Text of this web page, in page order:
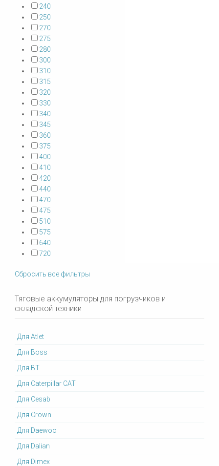
240
250
270
275
280
300
310
315
320
330
340
345
360
375
400
410
420
440
470
475
510
575
640
720
Сбросить все фильтры
Тяговые аккумуляторы для погрузчиков и
складской техники
Для Atlet
Для Boss
Для BT
Для Caterpillar CAT
Для Cesab
Для Crown
Для Daewoo
Для Dalian
Для Dimex